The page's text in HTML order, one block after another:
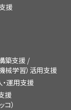
援
築支援 /
械学習）活用支援
運用支援
援
コ）